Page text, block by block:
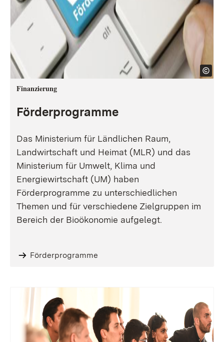
Finanzierung
Förderprogramme
Das Ministerium für Ländlichen Raum,
Landwirtschaft und Heimat (MLR) und das
Ministerium für Umwelt, Klima und
Energiewirtschaft (UM) haben
Förderprogramme zu unterschiedlichen
Themen und für verschiedene Zielgruppen im
Bereich der Bioökonomie aufgelegt.
Förderprogramme